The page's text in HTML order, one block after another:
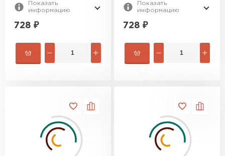
Показать
информацию
728 ₽
Показать
информацию
728 ₽